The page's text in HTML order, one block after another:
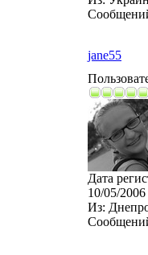
jane55
Дата
10/05/2006
Из: